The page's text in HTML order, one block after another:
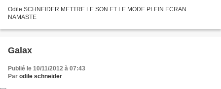
Odile SCHNEIDER METTRE LE SON ET LE MODE PLEIN ECRAN
NAMASTE
Galax
Publié le 10/11/2012 à 07:43
Par odile schneider